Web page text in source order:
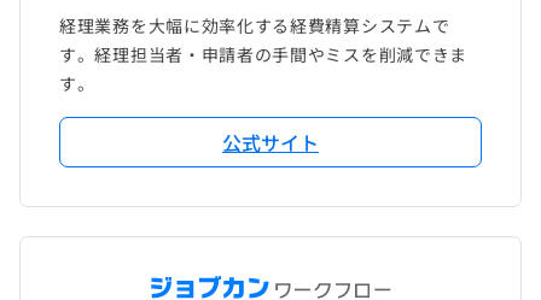
経理業務を大幅に効率化する経費精算システムで
す。経理担当者・申請者の手間やミスを削減できま
す。
公式サイト